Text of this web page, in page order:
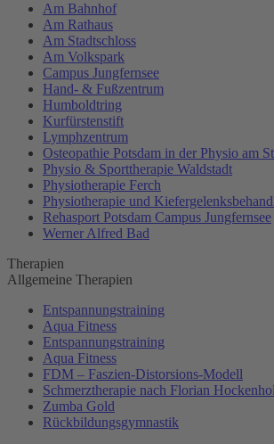
Am Bahnhof
Am Rathaus
Am Stadtschloss
Am Volkspark
Campus Jungfernsee
Hand- & Fußzentrum
Humboldtring
Kurfürstenstift
Lymphzentrum
Osteopathie Potsdam in der Physio am
Physio & Sporttherapie Waldstadt
Physiotherapie Ferch
Physiotherapie und
Rehasport Potsdam Campus Jungfernsee
Werner Alfred Bad
Therapien
Allgemeine Therapien
Entspannungstraining
Aqua Fitness
Entspannungstraining
Aqua Fitness
FDM – Faszien-Distorsions-Modell
Schmerztherapie nach Florian
Zumba Gold
Rückbildungsgymnastik